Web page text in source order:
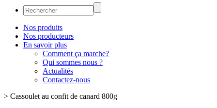
Nos produits
Nos producteurs
En savoir plus
Comment ça marche?
Qui sommes nous ?
Actualités
Contactez-nous
> Cassoulet au confit de canard 800g